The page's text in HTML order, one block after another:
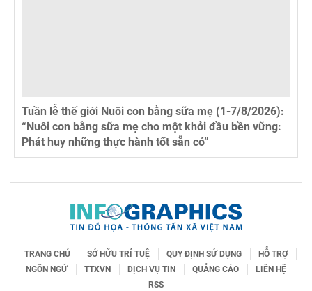
Tuần lễ thế giới Nuôi con bằng sữa mẹ (1-7/8/2026):
“Nuôi con bằng sữa mẹ cho một khởi đầu bền vững:
Phát huy những thực hành tốt sẵn có”
TRANG CHỦ SỞ HỮU TRÍ TUỆ QUY ĐỊNH SỬ DỤNG
HỖ TRỢ
NGÔN NGỮ
TTXVN DỊCH VỤ TIN QUẢNG CÁO
LIÊN HỆ
RSS